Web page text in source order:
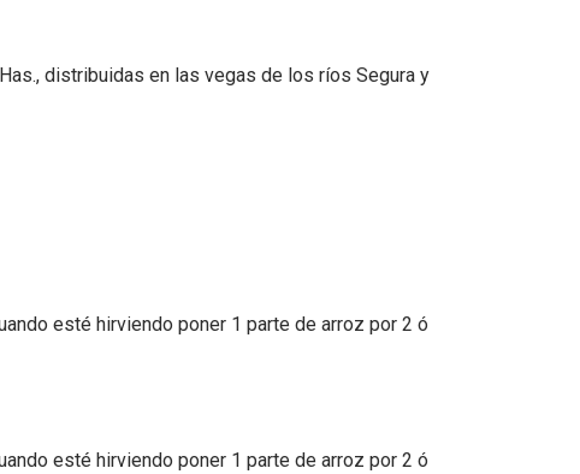
distribuidas en las vegas de los ríos Segura y
esté hirviendo poner 1 parte de arroz por 2 ó
esté hirviendo poner 1 parte de arroz por 2 ó